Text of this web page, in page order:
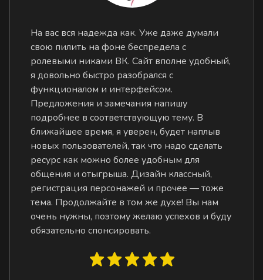
На вас вся надежда как. Уже даже думали
свою пилить на фоне беспредела с
ролевыми никами ВК. Сайт вполне удобный,
я довольно быстро разобрался с
функционалом и интерфейсом.
Предложения и замечания напишу
подробнее в соответствующую тему. В
ближайшее время, я уверен, будет наплыв
новых пользователей, так что надо сделать
ресурс как можно более удобным для
общения и отыгрыша. Дизайн классный,
регистрация персонажей и прочее — тоже
тема. Продолжайте в том же духе! Вы нам
очень нужны, поэтому желаю успехов и буду
обязательно спонсировать.